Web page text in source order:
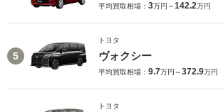
平均買取相場： 3万円～142.2万円
5
トヨタ
ヴォクシー
平均買取相場： 9.7万円～372.9万円
トヨタ